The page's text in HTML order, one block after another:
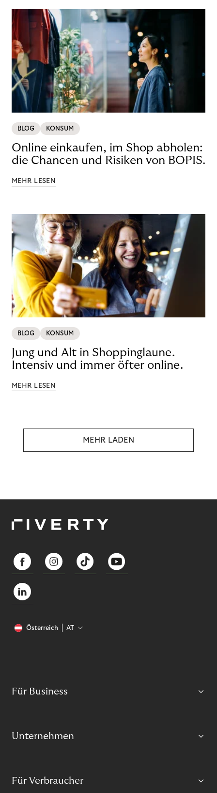
BLOG KONSUM
Online einkaufen, im Shop abholen:
die Chancen und Risiken von BOPIS.
MEHR LESEN
BLOG KONSUM
Jung und Alt in Shoppinglaune.
Intensiv und immer öfter online.
MEHR LESEN
MEHR LADEN
Österreich AT
Für Business
Unternehmen
Für Verbraucher